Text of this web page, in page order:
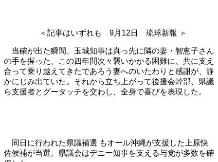
＜記事はいずれも 9月12日 琉球新報 ＞
当確が出た瞬間、玉城知事は真っ先に隣の妻・智恵子さん
の手を握った。この四年間次々襲いかかる困難に、共に支え
合って乗り越えてきたであろう妻へのいたわりと感謝が、静
かにじみ出ていた。それから立ち上がって後援会幹部、県議
ら支援者とグータッチを交わし、全身で喜びを表現した。
同日に行われた県議補選 もオール沖縄が支援した上原快
佐候補が当選。県議会はデニー知事を支える与党が多数を確